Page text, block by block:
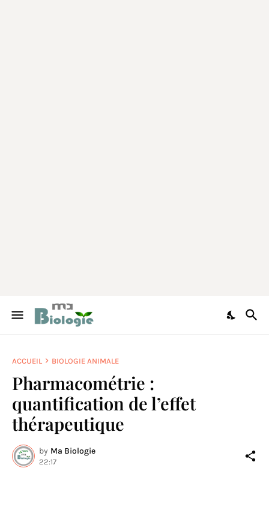
ACCUEIL BIOLOGIE ANIMALE
Pharmacométrie :
quantification de l’effet
thérapeutique
by Ma Biologie
22:17